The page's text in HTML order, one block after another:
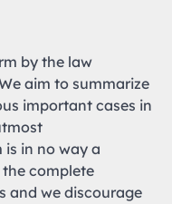
by the law
aim to summarize
important cases in
in no way a
complete
and we discourage